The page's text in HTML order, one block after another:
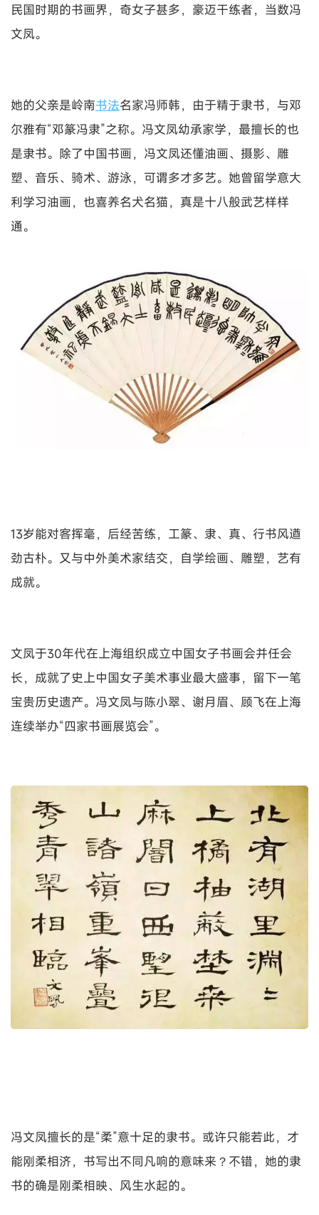
民国时期的书画界，奇女子甚多，豪迈干练者，当数冯
文凤。
她的父亲是岭南书法名家冯师韩，由于精于隶书，与邓
尔雅有“邓篆冯隶”之称。冯文凤幼承家学，最擅长的也
是隶书。除了中国书画，冯文凤还懂油画、摄影、雕
塑、音乐、骑术、游泳，可谓多才多艺。她曾留学意大
利学习油画，也喜养名犬名猫，真是十八般武艺样样
通。
13岁能对客挥毫，后经苦练，工篆、隶、真、行书风遒
劲古朴。又与中外美术家结交，自学绘画、雕塑，艺有
成就。
文凤于30年代在上海组织成立中国女子书画会并任会
长，成就了史上中国女子美术事业最大盛事，留下一笔
宝贵历史遗产。冯文凤与陈小翠、谢月眉、顾飞在上海
连续举办“四家书画展览会”。
冯文凤擅长的是“柔”意十足的隶书。或许只能若此，才
能刚柔相济，书写出不同凡响的意味来？不错，她的隶
书的确是刚柔相映、风生水起的。